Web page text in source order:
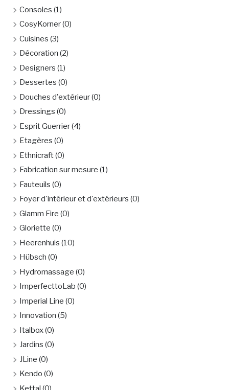
Consoles (1)
CosyKorner(0)
Cuisines (3)
Décoration (2)
Designers (1)
Dessertes (0)
Douches d'extérieur(0)
Dressings (0)
Esprit Guerrier(4)
Etagères (0)
Ethnicraft(0)
Fabrication sur mesure (1)
Fauteuils (0)
Foyer d'intérieur et d'extérieurs (0)
Glamm Fire (0)
Gloriette (0)
Heerenhuis (10)
Hübsch (0)
Hydromassage (0)
ImperfecttoLab (0)
Imperial Line (0)
Innovation (5)
Italbox(0)
Jardins (0)
JLine (0)
Kendo (0)